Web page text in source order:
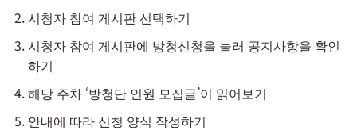
시청자 참여 게시판 선택하기
시청자 참여 게시판에 방청신청을 눌러 공지사항을 확인
하기
해당 주차 ‘방청단 인원 모집글’이 읽어보기
안내에 따라 신청 양식 작성하기